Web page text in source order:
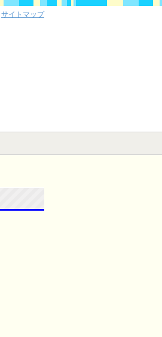
サイトマップ